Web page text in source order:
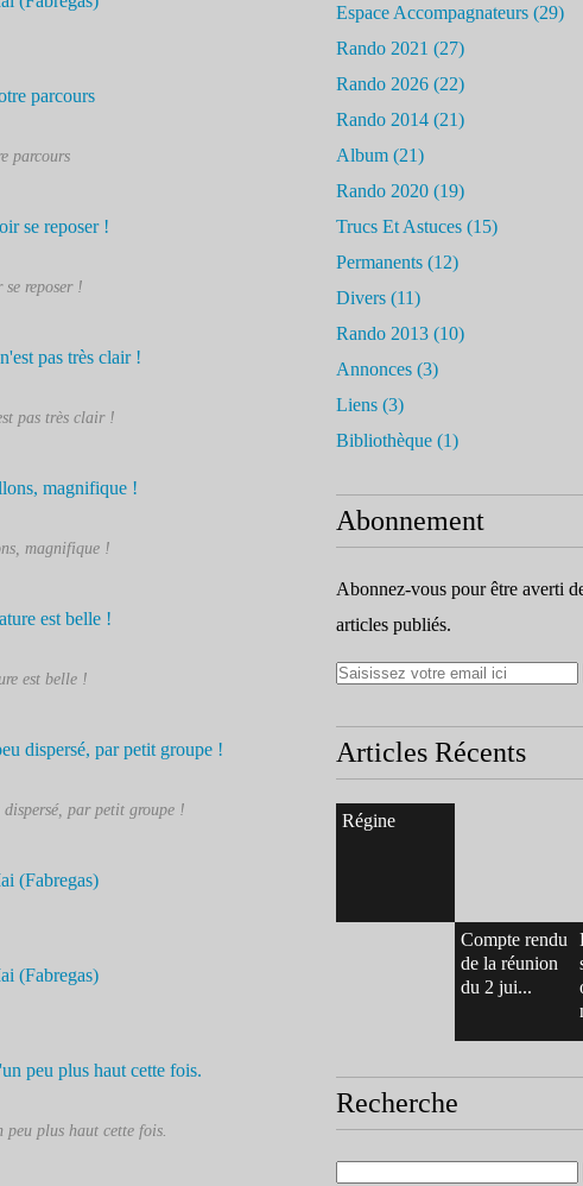
parcours
reposer !
pas très clair !
magnifique !
est belle !
dispersé, par petit groupe !
plus haut cette fois.
Espace Accompagnateurs (29)
Rando 2021 (27)
Rando 2026 (22)
Rando 2014 (21)
Album (21)
Rando 2020 (19)
Trucs Et Astuces (15)
Permanents (12)
Divers (11)
Rando 2013 (10)
Annonces (3)
Liens (3)
Bibliothèque (1)
Abonnement
Abonnez-vous pour être averti
articles publiés.
Articles Récents
Régine
Compte rendu
de la réunion
du 2 jui...
Recherche